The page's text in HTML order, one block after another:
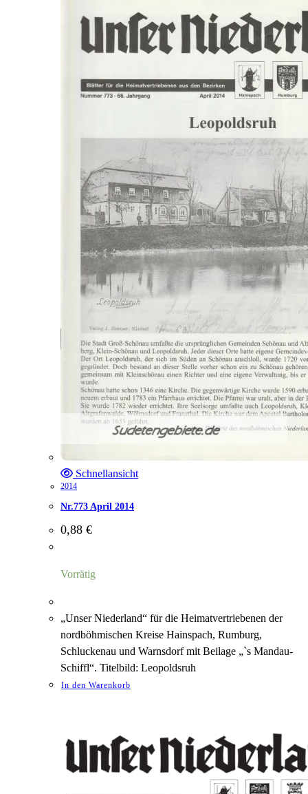
Schnellansicht
2014
Nr.773 April 2014
0,88 €
Vorrätig
„Unser Niederland“ für die Heimatvertriebenen der
nordböhmischen Kreise Hainspach, Rumburg,
Schluckenau und Warnsdorf mit Beilage „`s Mandau-
Schiffl“. Titelbild: Leopoldsruh
In den Warenkorb